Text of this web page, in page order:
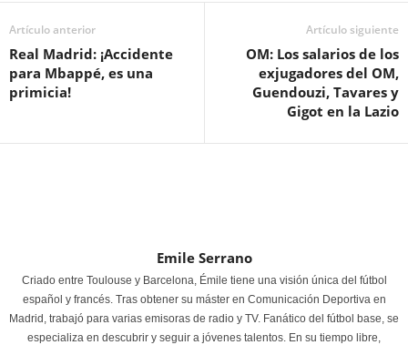
Artículo anterior
Real Madrid: ¡Accidente
para Mbappé, es una
primicia!
Artículo siguiente
OM: Los salarios de los
exjugadores del OM,
Guendouzi, Tavares y
Gigot en la Lazio
Emile Serrano
Criado entre Toulouse y Barcelona, Émile tiene una visión única del fútbol
español y francés. Tras obtener su máster en Comunicación Deportiva en
Madrid, trabajó para varias emisoras de radio y TV. Fanático del fútbol base, se
especializa en descubrir y seguir a jóvenes talentos. En su tiempo libre,